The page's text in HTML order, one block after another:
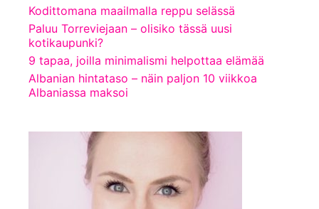
Kodittomana maailmalla reppu selässä
Paluu Torreviejaan – olisiko tässä uusi
kotikaupunki?
9 tapaa, joilla minimalismi helpottaa elämää
Albanian hintataso – näin paljon 10 viikkoa
Albaniassa maksoi